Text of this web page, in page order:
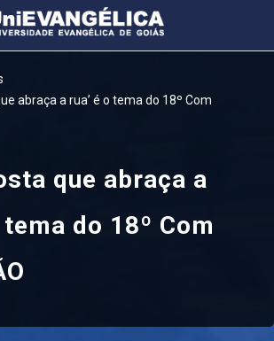
abraça a rua’ é o tema do 18º Com
que abraça a
tema do 18º Com